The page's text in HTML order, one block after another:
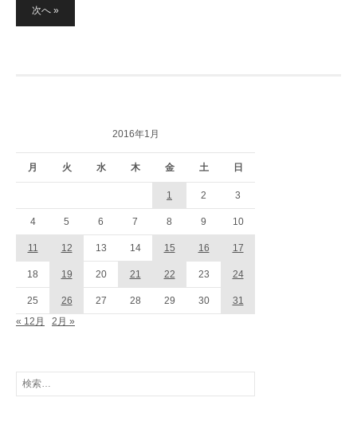
の
次へ »
2016年1月
月 火 水 木 金 土 日
1 2 3
4 5 6 7 8 9 10
11 12 13 14 15 16 17
18 19 20 21 22 23 24
25 26 27 28 29 30 31
« 12月 2月 »
検
索: